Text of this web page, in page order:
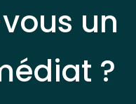
un
?